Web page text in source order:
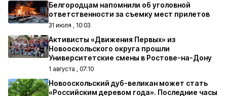
Белгородцам напомнили об уголовной
ответственности за съемку мест прилетов
31 июля , 10:03
Активисты «Движения Первых» из
Новооскольского округа прошли
Университетские смены в Ростове-на-Дону
1 августа , 07:10
Новооскольский дуб-великан может стать
«Российским деревом года». Последние часы